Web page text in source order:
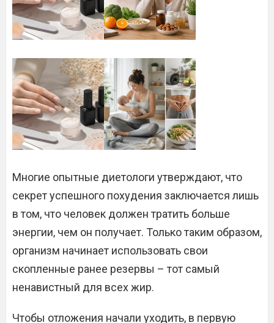
Многие опытные диетологи утверждают, что
секрет успешного похудения заключается лишь
в том, что человек должен тратить больше
энергии, чем он получает. Только таким образом,
организм начинает использовать свои
скопленные ранее резервы – тот самый
ненавистный для всех жир.
Чтобы отложения начали уходить, в первую